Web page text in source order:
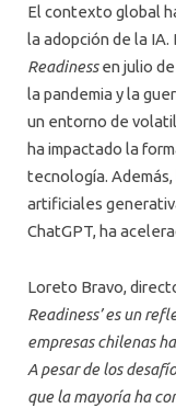
El contexto global
la adopción de la IA.
Readinessen julio
la pandemia y la
un entorno de
ha impactado la
tecnología.
artificiales
ChatGPT, ha
Loreto Bravo,
Readiness’ es un
empresas chilenas
A pesar de los
que la mayoría ha